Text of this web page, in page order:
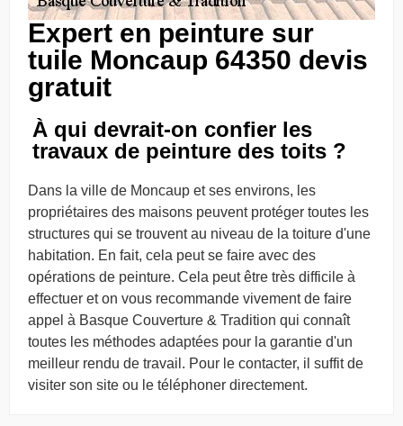
Expert en peinture sur
tuile Moncaup 64350 devis
gratuit
À qui devrait-on confier les
travaux de peinture des toits ?
Dans la ville de Moncaup et ses environs, les
propriétaires des maisons peuvent protéger toutes les
structures qui se trouvent au niveau de la toiture d'une
habitation. En fait, cela peut se faire avec des
opérations de peinture. Cela peut être très difficile à
effectuer et on vous recommande vivement de faire
appel à Basque Couverture & Tradition qui connaît
toutes les méthodes adaptées pour la garantie d'un
meilleur rendu de travail. Pour le contacter, il suffit de
visiter son site ou le téléphoner directement.